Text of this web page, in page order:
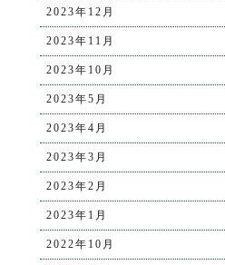
2023年12月
2023年11月
2023年10月
2023年5月
2023年4月
2023年3月
2023年2月
2023年1月
2022年10月